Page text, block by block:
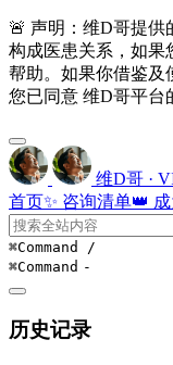
🚨 声明：维D哥提供
构成医患关系，如果
帮助。如果你借鉴及
您已同意 维D哥平台
维D哥 ·
首页✨ 咨询清单👑
⌘Command /
⌘Command -
历史记录